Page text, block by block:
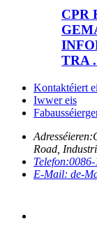
CPR
TRA
Kontaktéiert
Iwwer eis
Adresséieren:
Road,
Telefon:
E-Mail: de-